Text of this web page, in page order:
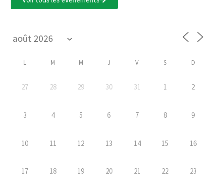
L M M J V S D
27 28 29 30 31 1 2
3 4 5 6 7 8 9
10 11 12 13 14 15 16
17 18 19 20 21 22 23